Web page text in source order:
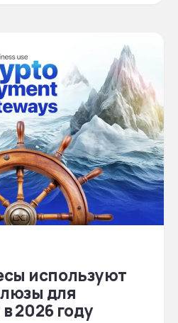
используют
для
2026 году